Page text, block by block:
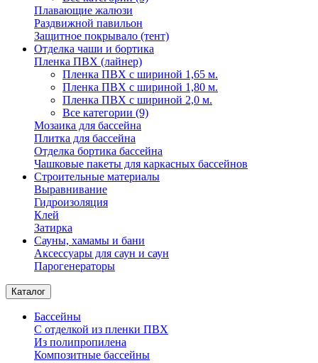
Плавающие жалюзи
Раздвижной павильон
Защитное покрывало (тент)
Отделка чаши и бортика
Пленка ПВХ (лайнер)
Пленка ПВХ с шириной 1,65 м.
Пленка ПВХ с шириной 1,80 м.
Пленка ПВХ с шириной 2,0 м.
Все категории (9)
Мозаика для бассейна
Плитка для бассейна
Отделка бортика бассейна
Чашковые пакеты для каркасных бассейнов
Строительные материалы
Выравнивание
Гидроизоляция
Клей
Затирка
Сауны, хамамы и бани
Аксессуары для саун и саун
Парогенераторы
Каталог
Бассейны
С отделкой из пленки ПВХ
Из полипропилена
Композитные бассейны